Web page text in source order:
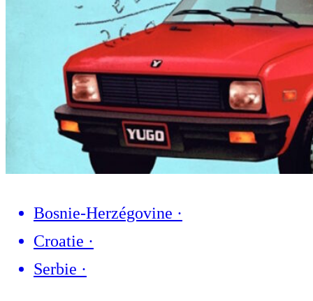
Bosnie-Herzégovine ·
Croatie ·
Serbie ·